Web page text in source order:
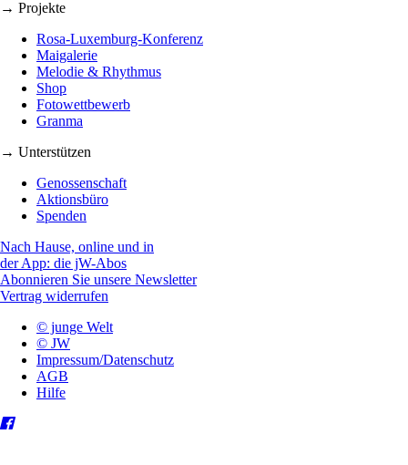
→ Projekte
Rosa-Luxemburg-Konferenz
Maigalerie
Melodie & Rhythmus
Shop
Fotowettbewerb
Granma
→ Unterstützen
Genossenschaft
Aktionsbüro
Spenden
Nach Hause, online und in
der App: die jW-Abos
Abonnieren Sie unsere Newsletter
Vertrag widerrufen
© junge Welt
© JW
Impressum/Datenschutz
AGB
Hilfe